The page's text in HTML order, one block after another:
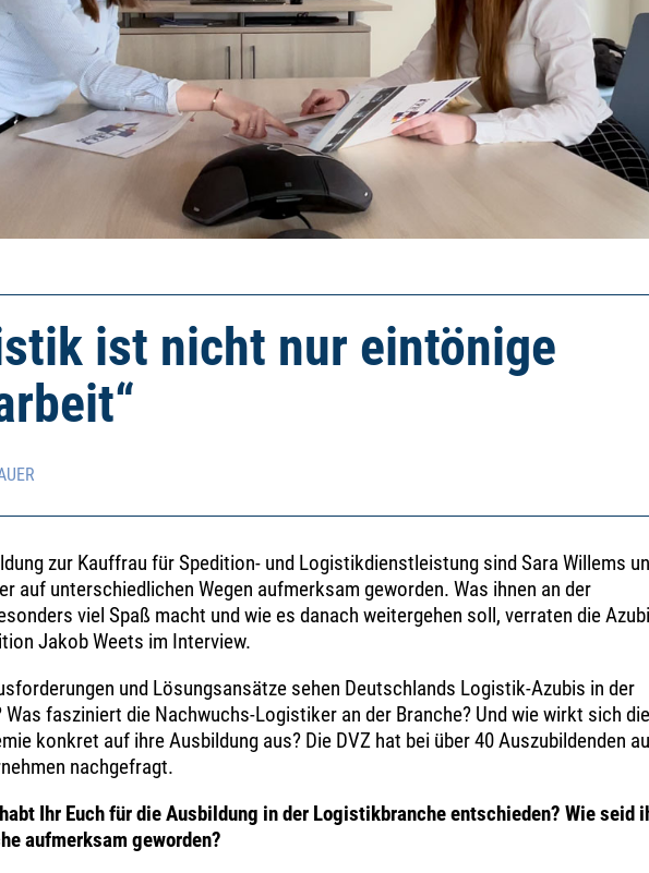
ist nicht nur eintönige
zur Kauffrau für Spedition- und Logistikdienstleistung sind Sara Willems
auf unterschiedlichen Wegen aufmerksam geworden. Was ihnen an der
viel Spaß macht und wie es danach weitergehen soll, verraten die
Jakob Weets im Interview.
und Lösungsansätze sehen Deutschlands Logistik-Azubis in der
Was fasziniert die Nachwuchs-Logistiker an der Branche? Und wie wirkt sich die
konkret auf ihre Ausbildung aus? Die DVZ hat bei über 40 Auszubildenden
nachgefragt.
Ihr Euch für die Ausbildung in der Logistikbranche entschieden? Wie seid
aufmerksam geworden?